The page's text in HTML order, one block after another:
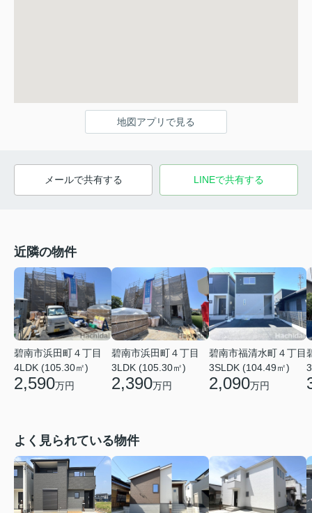
地図アプリで見る
メールで共有する LINEで共有する
近隣の物件
碧南市浜田町４丁目
4LDK (105.30㎡)
2,590万円
碧南市浜田町４丁目
3LDK (105.30㎡)
2,390万円
碧南市福清水町４丁目
3SLDK (104.49㎡)
2,090万円
よく見られている物件